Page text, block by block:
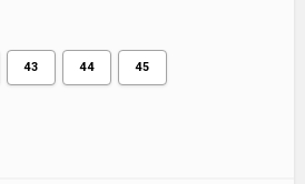
43 44 45